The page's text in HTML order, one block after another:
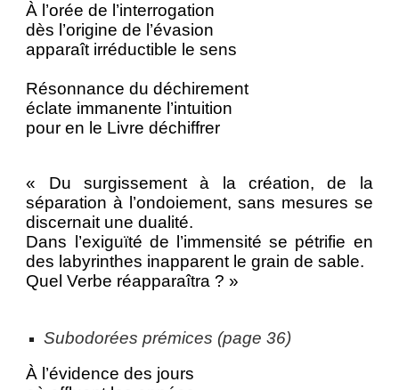
À l’orée de l’interrogation
dès l’origine de l’évasion
apparaît irréductible le sens
Résonnance du déchirement
éclate immanente l’intuition
pour en le Livre déchiffrer
« Du surgissement à la création, de la
séparation à l’ondoiement, sans mesures se
discernait une dualité.
Dans l’exiguïté de l’immensité se pétrifie en
des labyrinthes inapparent le grain de sable.
Quel Verbe réapparaîtra ? »
Subodorées prémices (page 36)
À l’évidence des jours